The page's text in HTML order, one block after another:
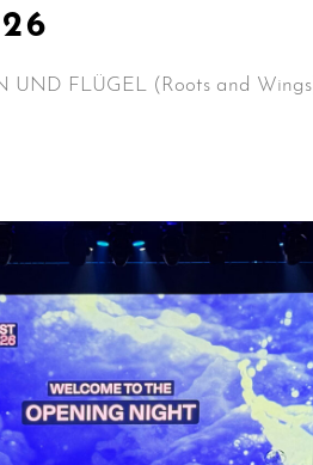
UND FLÜGEL (Roots and